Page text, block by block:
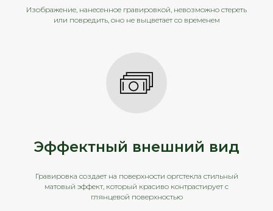
Изображение, нанесенное гравировкой, невозможно стереть
или повредить, оно не выцветает со временем
Эффектный внешний вид
Гравировка создает на поверхности оргстекла стильный
матовый эффект, который красиво контрастирует с
глянцевой поверхностью